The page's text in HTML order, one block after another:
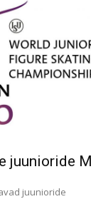
juunioride
juunioride